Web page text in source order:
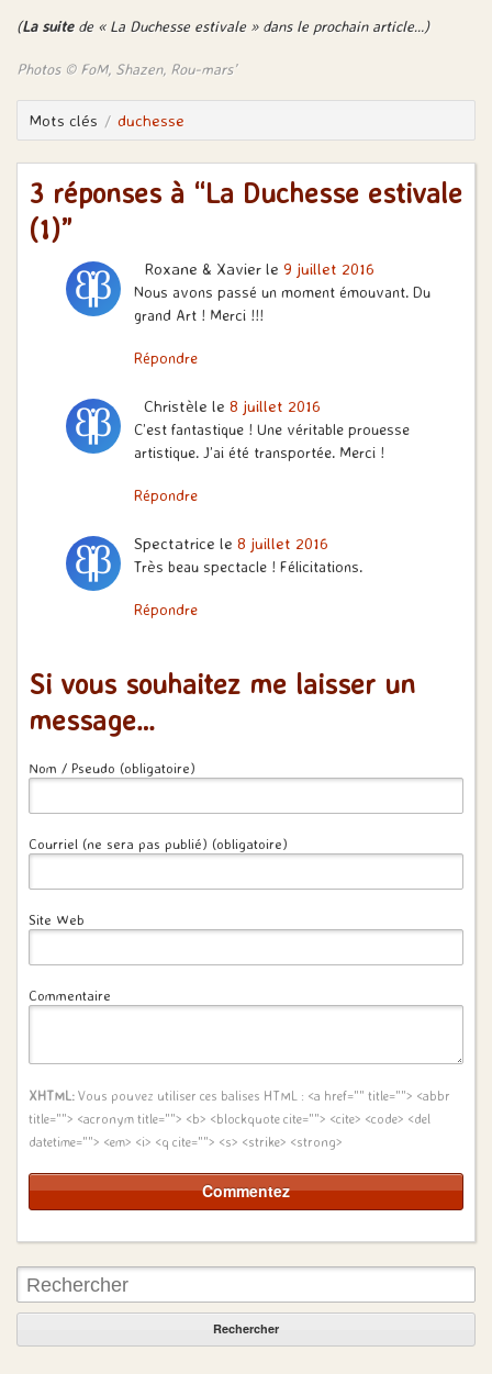
(La suitede « La Duchesse estivale » dans le prochain article…)
Photos © FoM, Shazen, Rou-mars’
Mots clés duchesse
3 réponses à “La Duchesse estivale
(1)”
Roxane & Xavier le 9 juillet 2016
Nous avons passé un moment émouvant. Du
grand Art ! Merci !!!
Répondre
Christèle le 8 juillet 2016
C’est fantastique ! Une véritable prouesse
artistique. J’ai été transportée. Merci !
Répondre
Spectatrice le 8 juillet 2016
Très beau spectacle ! Félicitations.
Répondre
Si vous souhaitez me laisser un
message…
Nom / Pseudo (obligatoire)
Courriel (ne sera pas publié) (obligatoire)
Site Web
Commentaire
XHTML: Vous pouvez utiliser ces balises HTML : <a href="" title=""> <abbr
title=""> <acronym title=""> <b> <blockquote cite=""> <cite> <code> <del
datetime=""> <em> <i> <q cite=""> <s> <strike> <strong>
Rechercher: